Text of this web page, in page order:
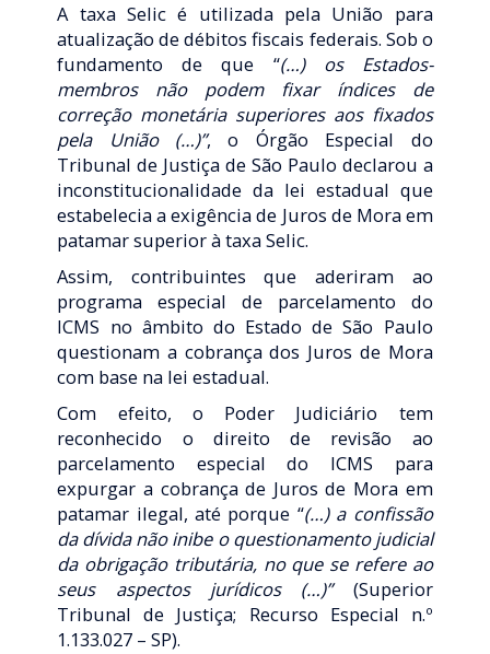
A taxa Selic é utilizada pela União para
atualização de débitos fiscais federais. Sob o
fundamento de que “(…)
os Estados-
membros não podem fixar índices de
correção monetária superiores aos fixados
pela União (…)”, o Órgão Especial do
Tribunal de Justiça de São Paulo declarou a
inconstitucionalidade da lei estadual que
estabelecia a exigência de Juros de Mora em
patamar superior à taxa Selic.
Assim, contribuintes que aderiram ao
programa especial de parcelamento do
ICMS no âmbito do Estado de São Paulo
questionam a cobrança dos Juros de Mora
com base na lei estadual.
Com efeito, o Poder Judiciário tem
reconhecido o direito de revisão ao
parcelamento especial do ICMS para
expurgar a cobrança de Juros de Mora em
patamar ilegal, até porque “(…) a confissão
da dívida não inibe o questionamento judicial
da obrigação tributária, no que se refere ao
seus aspectos jurídicos (…)”(Superior
Tribunal de Justiça; Recurso Especial n.º
1.133.027 – SP).